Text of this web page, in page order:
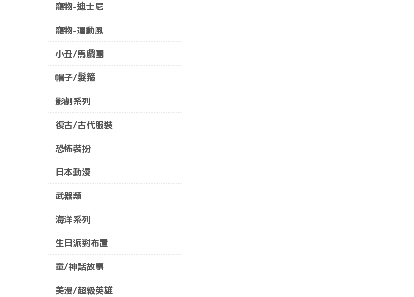
寵物-迪士尼
寵物-運動風
小丑/馬戲團
帽子/髮箍
影劇系列
復古/古代服裝
恐怖裝扮
日本動漫
武器類
海洋系列
生日派對布置
童/神話故事
美漫/超級英雄